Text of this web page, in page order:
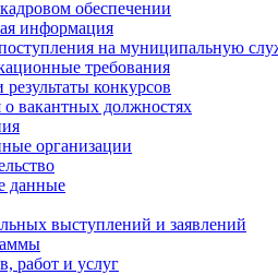
обеспечении
информация
на муниципальную
требования
результаты конкурсов
о вакантных должностях
организации
данные
выступлений и заявлений
работ и услуг